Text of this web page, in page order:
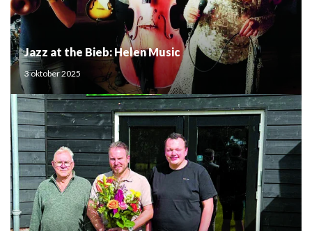
Jazz at the Bieb: Helen Music
3 oktober 2025